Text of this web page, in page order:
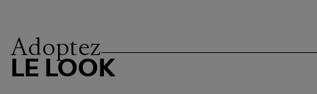
Adoptez
LE LOOK